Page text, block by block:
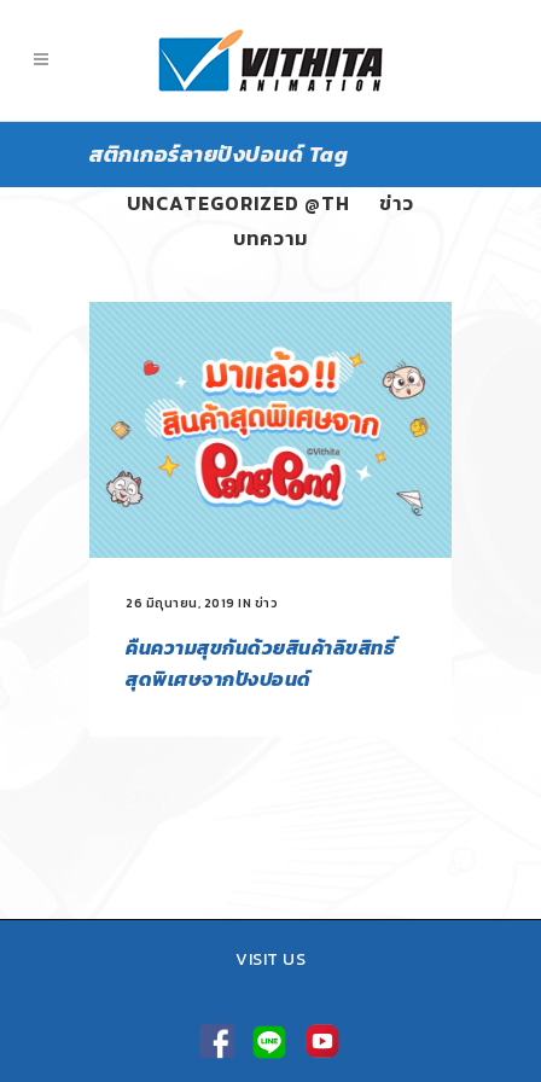
สติกเกอร์ลายปังปอนด์ Tag
ALL
PANGPOND
UNCATEGORIZED @TH
ข่าว
บทความ
26 มิถุนายน, 2019 IN ข่าว
คืนความสุขกันด้วยสินค้าลิขสิทธิ์
สุดพิเศษจากปังปอนด์
VISIT US